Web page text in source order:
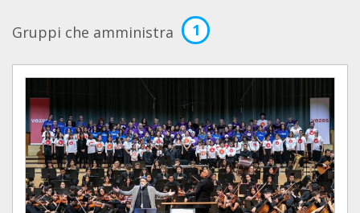
Gruppi che amministra 1